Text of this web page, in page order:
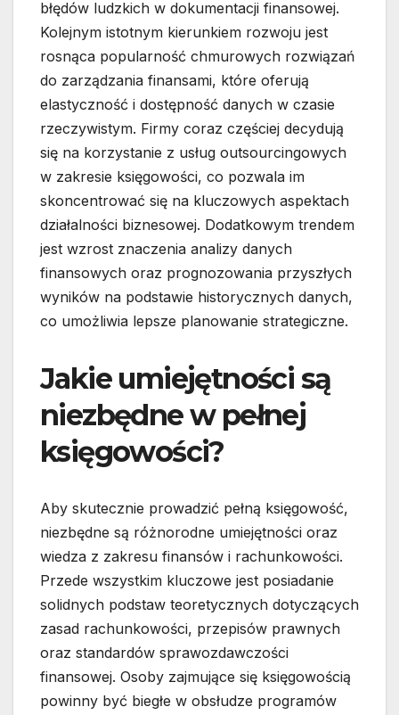
błędów ludzkich w dokumentacji finansowej.
Kolejnym istotnym kierunkiem rozwoju jest
rosnąca popularność chmurowych rozwiązań
do zarządzania finansami, które oferują
elastyczność i dostępność danych w czasie
rzeczywistym. Firmy coraz częściej decydują
się na korzystanie z usług outsourcingowych
w zakresie księgowości, co pozwala im
skoncentrować się na kluczowych aspektach
działalności biznesowej. Dodatkowym trendem
jest wzrost znaczenia analizy danych
finansowych oraz prognozowania przyszłych
wyników na podstawie historycznych danych,
co umożliwia lepsze planowanie strategiczne.
Jakie umiejętności są
niezbędne w pełnej
księgowości?
Aby skutecznie prowadzić pełną księgowość,
niezbędne są różnorodne umiejętności oraz
wiedza z zakresu finansów i rachunkowości.
Przede wszystkim kluczowe jest posiadanie
solidnych podstaw teoretycznych dotyczących
zasad rachunkowości, przepisów prawnych
oraz standardów sprawozdawczości
finansowej. Osoby zajmujące się księgowością
powinny być biegłe w obsłudze programów